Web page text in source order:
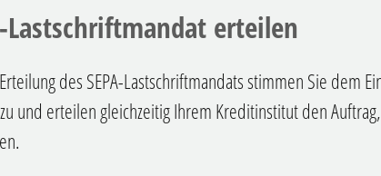
Lastschriftmandat erteilen
des SEPA-Lastschriftmandats stimmen Sie dem
und erteilen gleichzeitig Ihrem Kreditinstitut den